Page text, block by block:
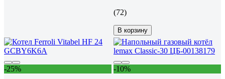
(72)
В корзину
-25% -10%